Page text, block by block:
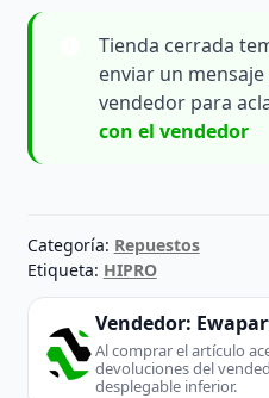
Tienda cerrada
enviar un
vendedor para
con el vendedor
Categoría: Repuestos
Etiqueta: HIPRO
Vendedor:
Al comprar el artículo
devoluciones del
desplegable inferior.